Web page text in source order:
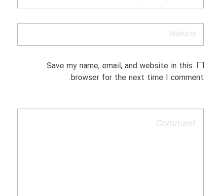
Save my name, email, and website in this
browser for the next time I comment.